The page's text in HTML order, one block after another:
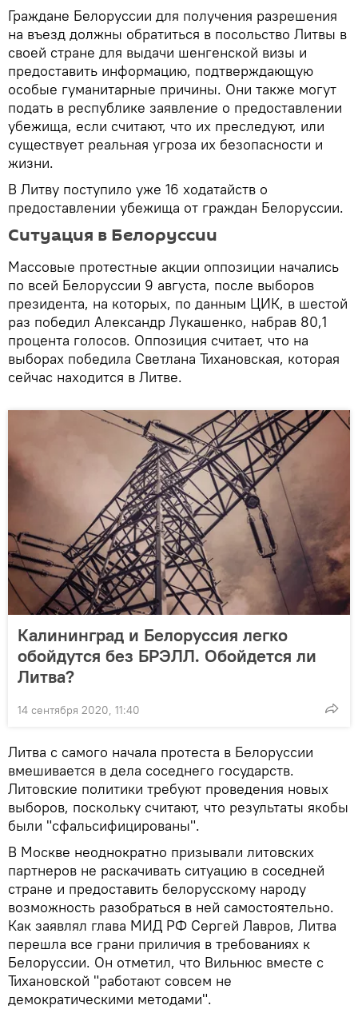
Граждане Белоруссии для получения разрешения
на въезд должны обратиться в посольство Литвы в
своей стране для выдачи шенгенской визы и
предоставить информацию, подтверждающую
особые гуманитарные причины. Они также могут
подать в республике заявление о предоставлении
убежища, если считают, что их преследуют, или
существует реальная угроза их безопасности и
жизни.
В Литву поступило уже 16 ходатайств о
предоставлении убежища от граждан Белоруссии.
Ситуация в Белоруссии
Массовые протестные акции оппозиции начались
по всей Белоруссии 9 августа, после выборов
президента, на которых, по данным ЦИК, в шестой
раз победил Александр Лукашенко, набрав 80,1
процента голосов. Оппозиция считает, что на
выборах победила Светлана Тихановская, которая
сейчас находится в Литве.
Калининград и Белоруссия легко
обойдутся без БРЭЛЛ. Обойдется ли
Литва?
14 сентября 2020, 11:40
Литва с самого начала протеста в Белоруссии
вмешивается в дела соседнего государств.
Литовские политики требуют проведения новых
выборов, поскольку считают, что результаты якобы
были "сфальсифицированы".
В Москве неоднократно призывали литовских
партнеров не раскачивать ситуацию в соседней
стране и предоставить белорусскому народу
возможность разобраться в ней самостоятельно.
Как заявлял глава МИД РФ Сергей Лавров, Литва
перешла все грани приличия в требованиях к
Белоруссии. Он отметил, что Вильнюс вместе с
Тихановской "работают совсем не
демократическими методами".